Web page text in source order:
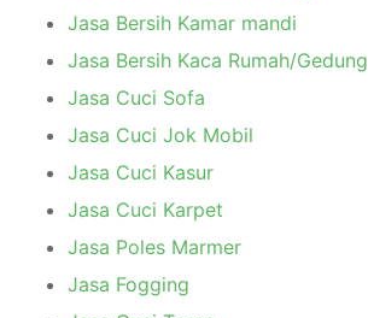
Jasa Bersih Kamar mandi
Jasa Bersih Kaca Rumah/Gedung
Jasa Cuci Sofa
Jasa Cuci Jok Mobil
Jasa Cuci Kasur
Jasa Cuci Karpet
Jasa Poles Marmer
Jasa Fogging